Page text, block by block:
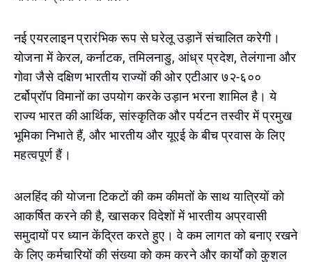
नई एयरलाइन प्रारंभिक रूप से घरेलू उड़ानें संचालित करेगी।
योजना में केरल, कर्नाटक, तमिलनाडु, आंध्र प्रदेश, तेलंगाना और
गोवा जैसे दक्षिण भारतीय राज्यों की ओर एटीआर ७२-६००
टर्बोप्रॉप विमानों का उपयोग करके उड़ान भरना शामिल है। ये
राज्य भारत की आर्थिक, सांस्कृतिक और पर्यटन तस्वीर में प्रमुख
भूमिका निभाते हैं, और भारतीय और यूएई के बीच प्रवास के लिए
महत्वपूर्ण हैं।
अलहिंद की योजना टिकटों की कम कीमतों के साथ यात्रियों को
आकर्षित करने की है, खासकर विदेशों में भारतीय अप्रवासी
समुदायों पर ध्यान केंद्रित करते हुए। वे कम लागत को बनाए रखने
के लिए कर्मचारियों की संख्या को कम करने और कार्यों को कुशल